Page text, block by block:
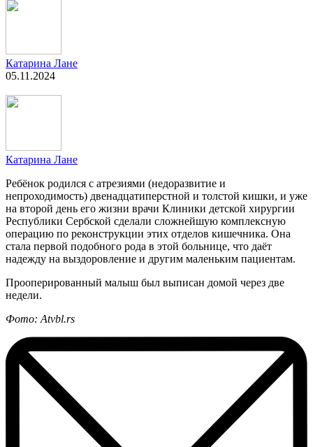
Катарина Лане
05.11.2024
Катарина Лане
Ребёнок родился с атрезиями (недоразвитие и
непроходимость) двенадцатиперстной и толстой кишки, и уже
на второй день его жизни врачи Клиники детской хирургии
Республики Сербской сделали сложнейшую комплексную
операцию по реконструкции этих отделов кишечника. Она
стала первой подобного рода в этой больнице, что даёт
надежду на выздоровление и другим маленьким пациентам.
Прооперированный малыш был выписан домой через две
недели.
Фото: Atvbl.rs